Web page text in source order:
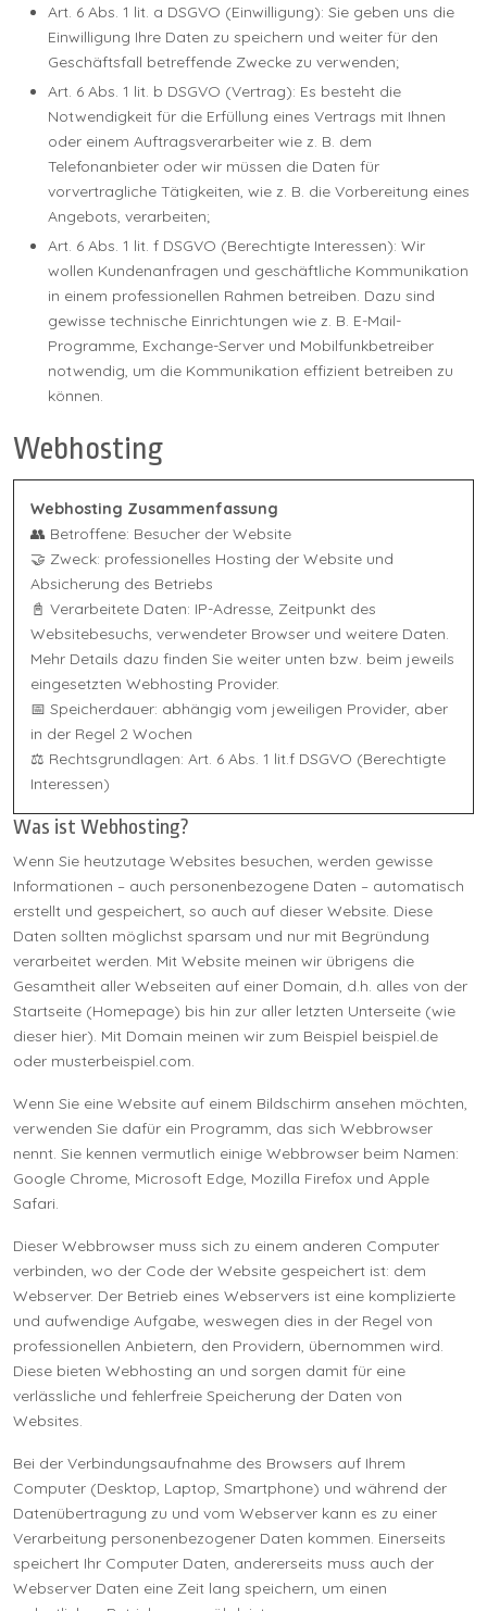
Art. 6 Abs. 1 lit. a DSGVO (Einwilligung): Sie geben uns die
Einwilligung Ihre Daten zu speichern und weiter für den
Geschäftsfall betreffende Zwecke zu verwenden;
Art. 6 Abs. 1 lit. b DSGVO (Vertrag): Es besteht die
Notwendigkeit für die Erfüllung eines Vertrags mit Ihnen
oder einem Auftragsverarbeiter wie z. B. dem
Telefonanbieter oder wir müssen die Daten für
vorvertragliche Tätigkeiten, wie z. B. die Vorbereitung eines
Angebots, verarbeiten;
Art. 6 Abs. 1 lit. f DSGVO (Berechtigte Interessen): Wir
wollen Kundenanfragen und geschäftliche Kommunikation
in einem professionellen Rahmen betreiben. Dazu sind
gewisse technische Einrichtungen wie z. B. E-Mail-
Programme, Exchange-Server und Mobilfunkbetreiber
notwendig, um die Kommunikation effizient betreiben zu
können.
Webhosting
Webhosting Zusammenfassung
👥 Betroffene: Besucher der Website
🤝 Zweck: professionelles Hosting der Website und
Absicherung des Betriebs
📓 Verarbeitete Daten: IP-Adresse, Zeitpunkt des
Websitebesuchs, verwendeter Browser und weitere Daten.
Mehr Details dazu finden Sie weiter unten bzw. beim jeweils
eingesetzten Webhosting Provider.
📅 Speicherdauer: abhängig vom jeweiligen Provider, aber
in der Regel 2 Wochen
⚖️ Rechtsgrundlagen: Art. 6 Abs. 1 lit.f DSGVO (Berechtigte
Interessen)
Was ist Webhosting?
Wenn Sie heutzutage Websites besuchen, werden gewisse
Informationen – auch personenbezogene Daten – automatisch
erstellt und gespeichert, so auch auf dieser Website. Diese
Daten sollten möglichst sparsam und nur mit Begründung
verarbeitet werden. Mit Website meinen wir übrigens die
Gesamtheit aller Webseiten auf einer Domain, d.h. alles von der
Startseite (Homepage) bis hin zur aller letzten Unterseite (wie
dieser hier). Mit Domain meinen wir zum Beispiel beispiel.de
oder musterbeispiel.com.
Wenn Sie eine Website auf einem Bildschirm ansehen möchten,
verwenden Sie dafür ein Programm, das sich Webbrowser
nennt. Sie kennen vermutlich einige Webbrowser beim Namen:
Google Chrome, Microsoft Edge, Mozilla Firefox und Apple
Safari.
Dieser Webbrowser muss sich zu einem anderen Computer
verbinden, wo der Code der Website gespeichert ist: dem
Webserver. Der Betrieb eines Webservers ist eine komplizierte
und aufwendige Aufgabe, weswegen dies in der Regel von
professionellen Anbietern, den Providern, übernommen wird.
Diese bieten Webhosting an und sorgen damit für eine
verlässliche und fehlerfreie Speicherung der Daten von
Websites.
Bei der Verbindungsaufnahme des Browsers auf Ihrem
Computer (Desktop, Laptop, Smartphone) und während der
Datenübertragung zu und vom Webserver kann es zu einer
Verarbeitung personenbezogener Daten kommen. Einerseits
speichert Ihr Computer Daten, andererseits muss auch der
Webserver Daten eine Zeit lang speichern, um einen